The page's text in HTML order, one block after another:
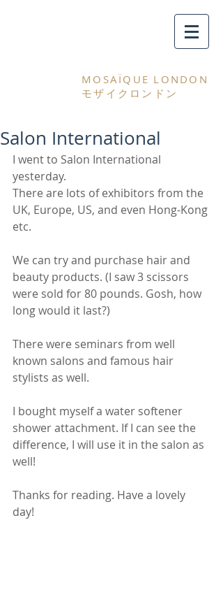
MOSAÏQUE LONDON
モザイクロンドン
Salon International
I went to Salon International
yesterday.
There are lots of exhibitors from the
UK, Europe, US, and even Hong-Kong
etc.
We can try and purchase hair and
beauty products. (I saw 3 scissors
were sold for 80 pounds. Gosh, how
long would it last?)
There were seminars from well
known salons and famous hair
stylists as well.
I bought myself a water softener
shower attachment. If I can see the
difference, I will use it in the salon as
well!
Thanks for reading. Have a lovely
day!